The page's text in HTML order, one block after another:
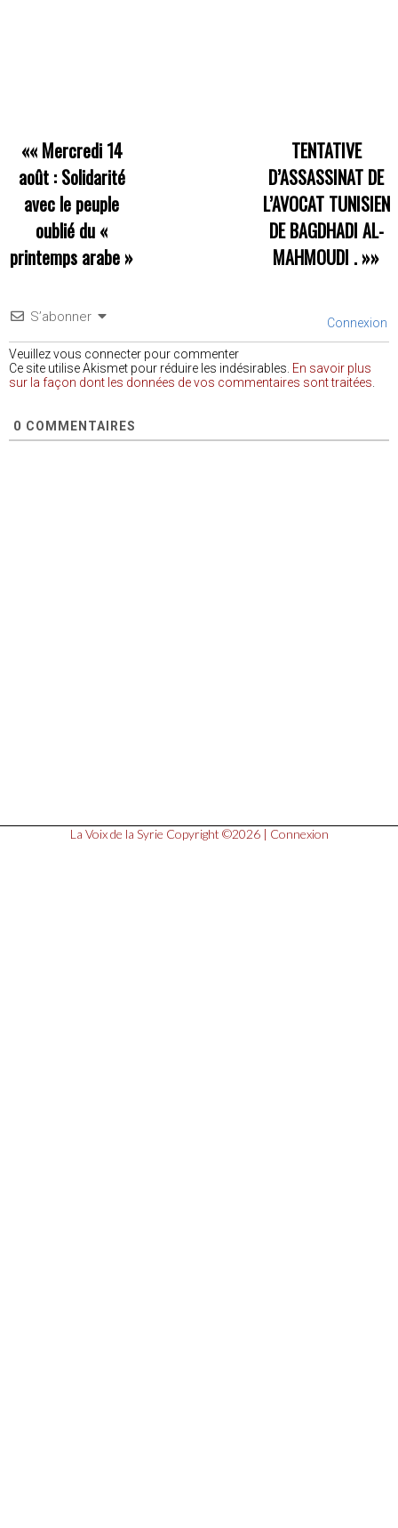
«« Mercredi 14
août : Solidarité
avec le peuple
oublié du «
printemps arabe »
TENTATIVE
D’ASSASSINAT DE
L’AVOCAT TUNISIEN
DE BAGDHADI AL-
MAHMOUDI . »»
S’abonner Connexion
Veuillez vous connecter pour commenter
Ce site utilise Akismet pour réduire les indésirables. En savoir plus
sur la façon dont les données de vos commentaires sont traitées
0 COMMENTAIRES
La Voix de la Syrie Copyright ©2026 | Connexion